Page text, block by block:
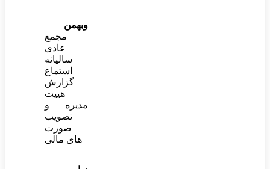
وبهمن –
مجمع
عادی
سالیانه
استماع
گزارش
هییت
مدیره و
تصویب
صورت
های مالی